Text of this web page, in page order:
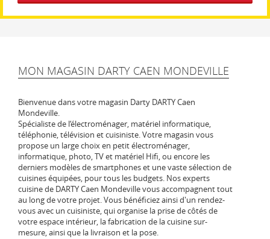
MON MAGASIN DARTY CAEN MONDEVILLE
Bienvenue dans votre magasin Darty DARTY Caen
Mondeville.
Spécialiste de l‘électroménager, matériel informatique,
téléphonie, télévision et cuisiniste. Votre magasin vous
propose un large choix en petit électroménager,
informatique, photo, TV et matériel Hifi, ou encore les
derniers modèles de smartphones et une vaste sélection de
cuisines équipées, pour tous les budgets. Nos experts
cuisine de DARTY Caen Mondeville vous accompagnent tout
au long de votre projet. Vous bénéficiez ainsi d'un rendez-
vous avec un cuisiniste, qui organise la prise de côtés de
votre espace intérieur, la fabrication de la cuisine sur-
mesure, ainsi que la livraison et la pose.